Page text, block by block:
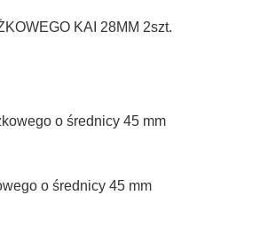
KAI 28MM 2szt.
o średnicy 45 mm